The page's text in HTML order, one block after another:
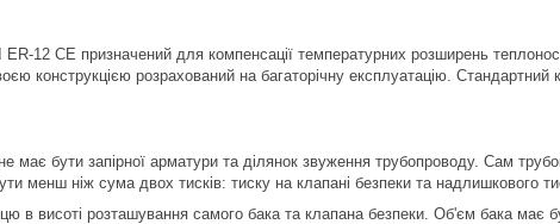
12 CE призначений для компенсації температурних розширень
конструкцією розрахований на багаторічну експлуатацію.
має бути запірної арматури та ділянок звуження трубопроводу. Сам
менш ніж сума двох тисків: тиску на клапані безпеки та надлишкового
в висоті розташування самого бака та клапана безпеки. Об'єм бака